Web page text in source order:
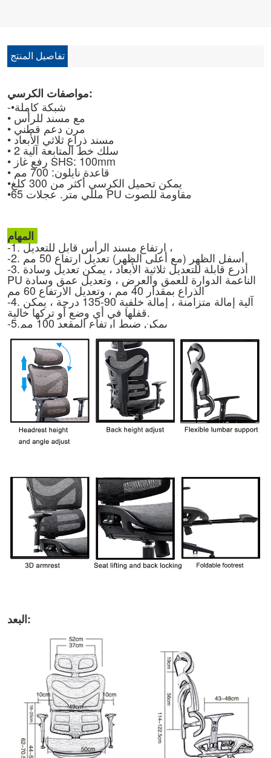
تفاصيل المنتج
مواصفات الكرسي:
-•شبكة كاملة
• مع مسند للرأس
• مرن دعم قطني
• مسند ذراع ثلاثي الأبعاد
• 2 سلك خطالمتابعةآلية
• رفع غاز SHS: 100mm
• قاعدة نايلون: 700 مم
• يمكن تحميل الكرسي أكثر من 300 كلغ
• 65 مللي متر. عجلات PU مقاومة للصوت
-1. ارتفاع مسند الرأس قابل للتعديل ،
-2. أسفل الظهر (مع أعلى الظهر) تعديل ارتفاع 50 مم
-3. أذرع قابلة للتعديل ثلاثية الأبعاد ، يمكن تعديل وسادة
PU الناعمة الدوارة للعمق والعرض ، وتعديل عمق وسادة
الذراع بمقدار 40 مم ، وتعديل الارتفاع 60 مم
-4. آلية إمالة متزامنة ، إمالة خلفية 90-135 درجة ، يمكن
قفلها في أي وضع أو تركها خالية.
-5. يمكن ضبط ارتفاع المقعد 100 مم
البعد: